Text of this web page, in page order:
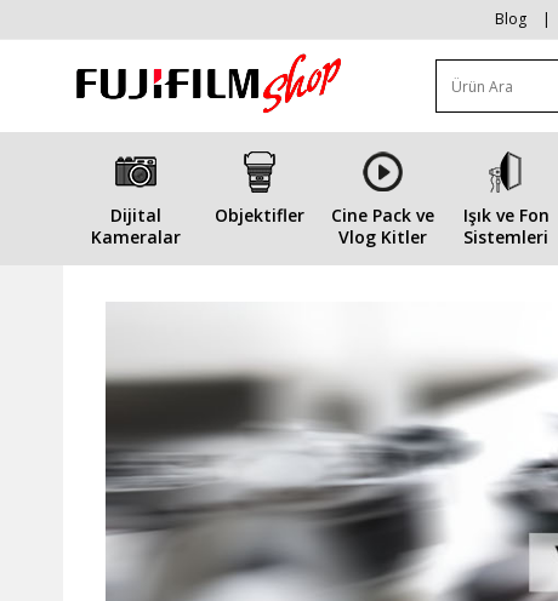
Blog |
Dijital
Kameralar
Objektifler
Cine Pack ve
Vlog Kitler
Işık ve Fon
Sistemleri